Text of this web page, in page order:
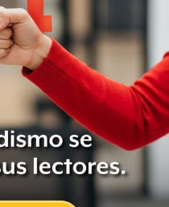
están preocupadas
se trasladen a
continuar la